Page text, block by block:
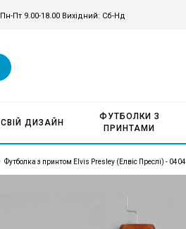
Пн-Пт 9.00-18.00 Вихідний: Сб-Нд
СВІЙ ДИЗАЙН
ФУТБОЛКИ З
ПРИНТАМИ
Футболка з принтом Elvis Presley (Елвіс Преслі) - 0404